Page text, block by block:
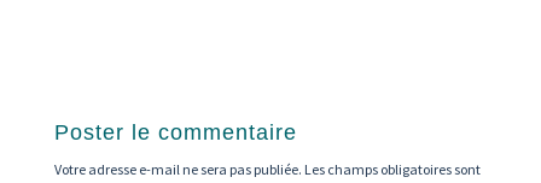
Poster le commentaire
Votre adresse e-mail ne sera pas publiée. Les champs obligatoires sont